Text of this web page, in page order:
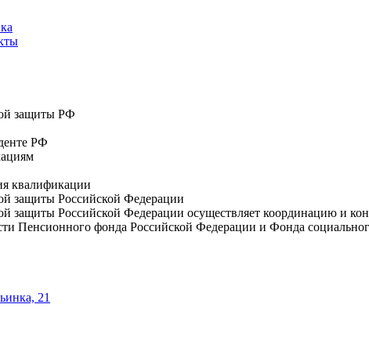
защиты РФ
РФ
квалификации
защиты Российской Федерации
защиты Российской Федерации осуществляет координацию и
Пенсионного фонда Российской Федерации и Фонда
21